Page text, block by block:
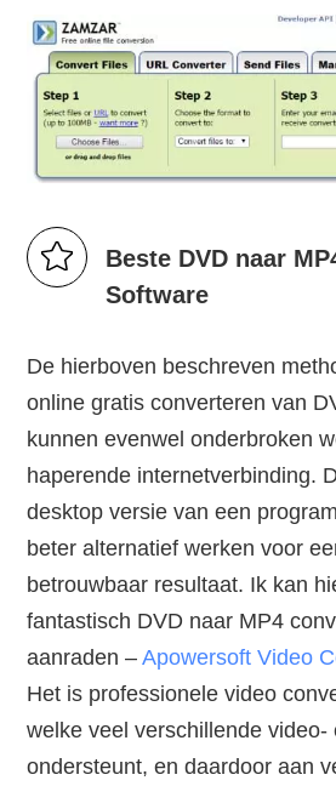
Beste DVD naar
Software
De hierboven beschreven
online gratis converteren van
kunnen evenwel onderbroken
haperende internetverbinding.
desktop versie van een
beter alternatief werken voor
betrouwbaar resultaat. Ik kan
fantastisch DVD naar MP4
aanraden –Apowersoft Video
Het is professionele video
welke veel verschillende video-
ondersteunt, en daardoor aan